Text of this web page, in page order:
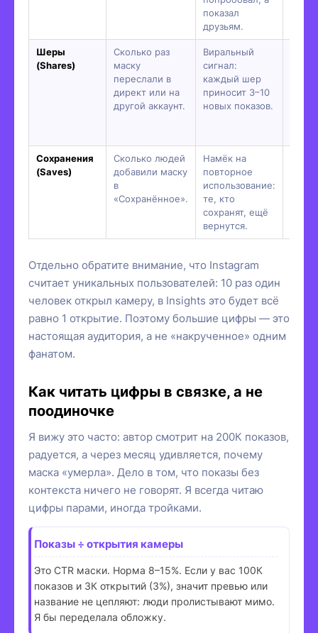
показал
друзьям.
Шеры
(Shares)
Сколько раз
маску
переслали в
директ или на
другой аккаунт.
Виральный
сигнал:
каждый шер
приносит 3–10
новых показов.
Сохранения
(Saves)
Сколько людей
добавили маску
в
«Сохранённое».
Намёк на
повторное
использование:
те, кто
сохранят, ещё
вернутся.
Отдельно обратите внимание, что Instagram
считает уникальных пользователей: 10 раз один
человек открыл камеру, в Insights это будет всё
равно 1 открытие. Поэтому большие цифры — это
настоящая аудитория, а не «накрученное» одним
фанатом.
Как читать цифры в связке, а не
поодиночке
Я вижу это часто: автор смотрит на 200К показов,
радуется, а через месяц удивляется, почему
маска «умерла». Дело в том, что показы без
контекста ничего не говорят. Я всегда читаю
цифры парами, иногда тройками.
Показы ÷ открытия камеры
Это CTR маски. Норма 8–15%. Если у вас 100К
показов и 3К открытий (3%), значит превью или
название не цепляют: люди пролистывают мимо.
Я бы переделала обложку.